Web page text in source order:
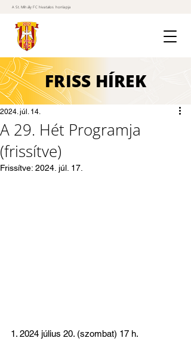
A St. Mihály FC hivatalos honlapja
FRISS HÍREK
A 29. Hét Programja
(frissítve)
2024. júl. 14.
Frissítve: 2024. júl. 17.
1. 2024 július 20. (szombat) 17 h.